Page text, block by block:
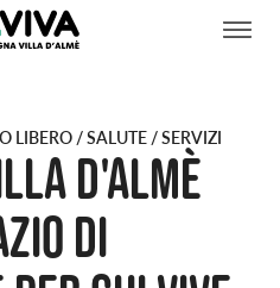
LIBERO / SALUTE / SERVIZI
D'Almè
di